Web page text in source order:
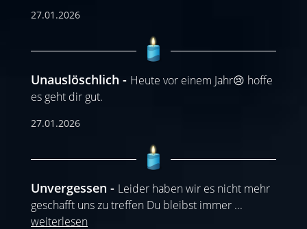
27.01.2026
Unauslöschlich
Heute vor einem Jahr😢 hoffe
es geht dir gut.
27.01.2026
Unvergessen
Leider haben wir es nicht mehr
geschafft uns zu treffen Du bleibst immer ...
weiterlesen